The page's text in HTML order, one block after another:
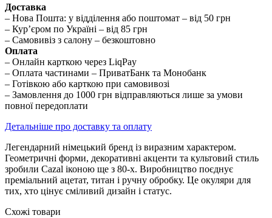
Доставка
– Нова Пошта: у відділення або поштомат – від 50 грн
– Кур’єром по Україні – від 85 грн
– Самовивіз з салону – безкоштовно
Оплата
– Онлайн карткою через LiqPay
– Оплата частинами – ПриватБанк та Монобанк
– Готівкою або карткою при самовивозі
– Замовлення до 1000 грн відправляються лише за умови
повної передоплати
Детальніше про доставку та оплату
Легендарний німецький бренд із виразним характером.
Геометричні форми, декоративні акценти та культовий стиль
зробили Cazal іконою ще з 80-х. Виробництво поєднує
преміальний ацетат, титан і ручну обробку. Це окуляри для
тих, хто цінує сміливий дизайн і статус.
Схожі товари